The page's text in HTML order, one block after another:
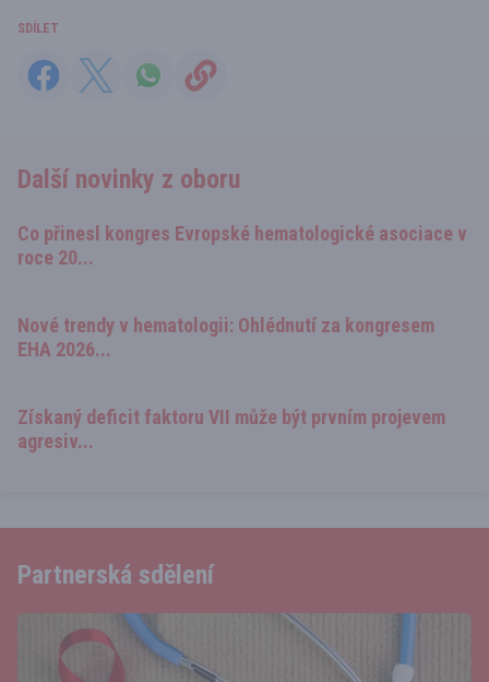
SDÍLET
Další novinky z oboru
Co přinesl kongres Evropské hematologické asociace v
roce 20...
Nové trendy v hematologii: Ohlédnutí za kongresem
EHA 2026...
Získaný deficit faktoru VII může být prvním projevem
agresiv...
Partnerská sdělení